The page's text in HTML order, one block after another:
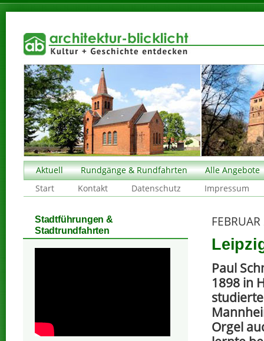
Aktuell Rundgänge & Rundfahrten
Alle Angebote
Start
Kontakt Datenschutz Impressum
Paul
1898 in
Orgel
Stadtführungen &
Stadtrundfahrten